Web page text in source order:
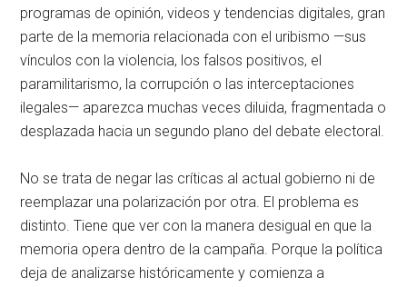
programas de opinión, videos y tendencias digitales, gran
parte de la memoria relacionada con el uribismo —sus
vínculos con la violencia, los falsos positivos, el
paramilitarismo, la corrupción o las interceptaciones
ilegales— aparezca muchas veces diluida, fragmentada o
desplazada hacia un segundo plano del debate electoral.
No se trata de negar las críticas al actual gobierno ni de
reemplazar una polarización por otra. El problema es
distinto. Tiene que ver con la manera desigual en que la
memoria opera dentro de la campaña. Porque la política
deja de analizarse históricamente y comienza a